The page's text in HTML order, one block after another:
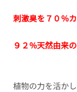
刺激臭を７０％
９２％天然由来
植物の力を活か